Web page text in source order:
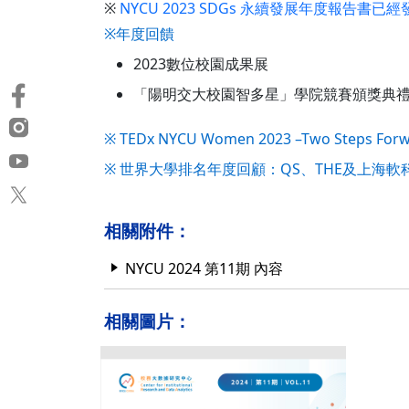
※ NYCU 2023 SDGs 永續發展年度報告書已經
※年度回饋
2023數位校園成果展
「陽明交大校園智多星」學院競賽頒獎典禮
※ TEDx NYCU Women 2023 –Two Steps
※ 世界大學排名年度回顧：QS、THE及上海軟
相關附件：
NYCU 2024 第11期 內容
相關圖片：